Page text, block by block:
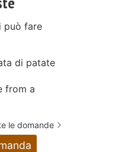
può fare
di patate
from a
le domande